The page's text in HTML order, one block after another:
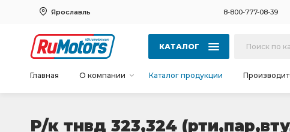
Ярославль 8-800-777-08-39
КАТАЛОГ
Главная О компании Каталог продукции
Р/к тнвд 323,324